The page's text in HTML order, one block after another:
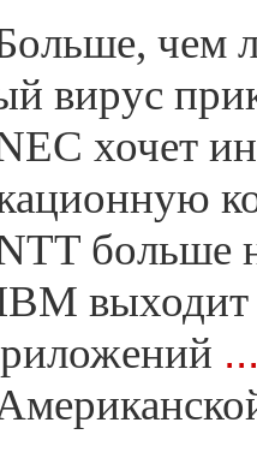
чем
вирус
хочет
больше